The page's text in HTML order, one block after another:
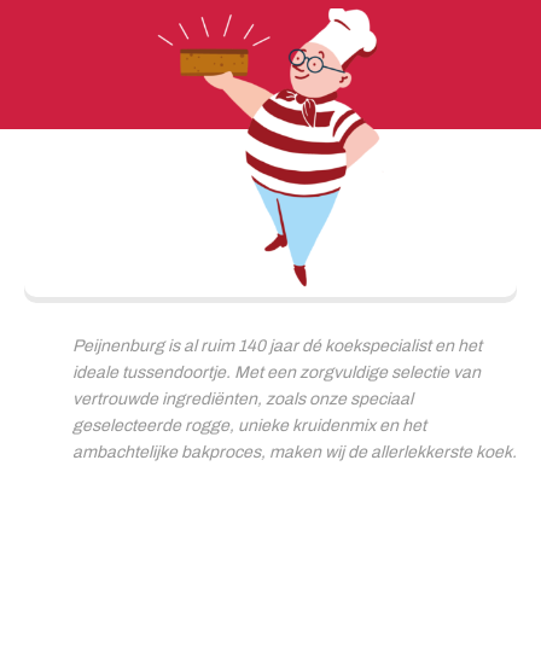
Peijnenburg is al ruim 140 jaar dé koekspecialist en het
ideale tussendoortje. Met een zorgvuldige selectie van
vertrouwde ingrediënten, zoals onze speciaal
geselecteerde rogge, unieke kruidenmix en het
ambachtelijke bakproces, maken wij de allerlekkerste koek.